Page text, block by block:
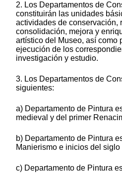
2. Los Departamentos de
constituirán las unidades
actividades de conservación,
consolidación, mejora y
artístico del Museo, así como
ejecución de los
investigación y estudio.
3. Los Departamentos de
siguientes:
a) Departamento de Pintura
medieval y del primer
b) Departamento de Pintura
Manierismo e inicios del siglo
c) Departamento de Pintura